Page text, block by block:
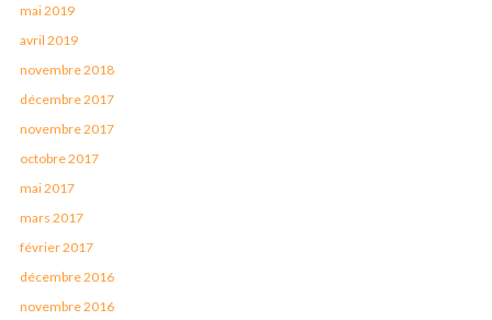
mai 2019
avril 2019
novembre 2018
décembre 2017
novembre 2017
octobre 2017
mai 2017
mars 2017
février 2017
décembre 2016
novembre 2016